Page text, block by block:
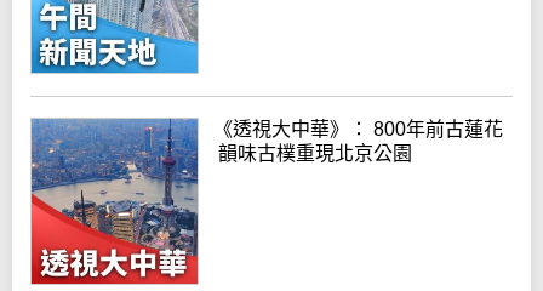
《透視大中華》： 800年前古蓮花
韻味古樸重現北京公園